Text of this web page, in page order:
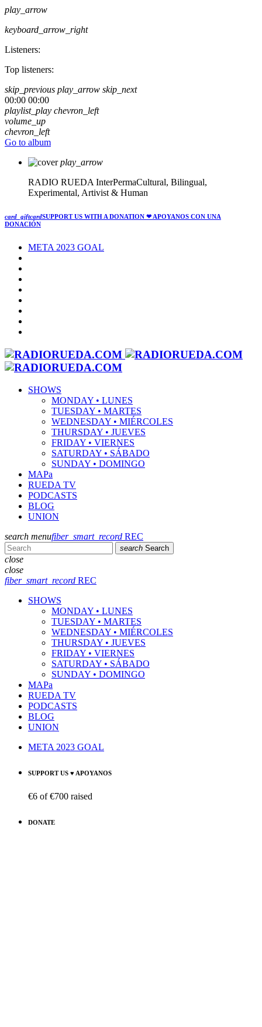
play_arrow
keyboard_arrow_right
Listeners:
Top listeners:
skip_previous play_arrow skip_next
00:00 00:00
playlist_play chevron_left
volume_up
chevron_left
Go to album
play_arrow
RADIO RUEDA InterPermaCultural, Bilingual,
Experimental, Artivist & Human
card_giftcardSUPPORT US WITH A DONATION ❤ APOYANOS CON UNA
DONACIÓN
META 2023 GOAL
SHOWS
MONDAY • LUNES
TUESDAY • MARTES
WEDNESDAY • MIÉRCOLES
THURSDAY • JUEVES
FRIDAY • VIERNES
SATURDAY • SÁBADO
SUNDAY • DOMINGO
MAPa
RUEDA TV
PODCASTS
BLOG
UNION
search menufiber_smart_record REC
search Search
close
close
fiber_smart_record REC
SHOWS
MONDAY • LUNES
TUESDAY • MARTES
WEDNESDAY • MIÉRCOLES
THURSDAY • JUEVES
FRIDAY • VIERNES
SATURDAY • SÁBADO
SUNDAY • DOMINGO
MAPa
RUEDA TV
PODCASTS
BLOG
UNION
META 2023 GOAL
SUPPORT US ♥ APOYANOS
€6 of€700 raised
DONATE